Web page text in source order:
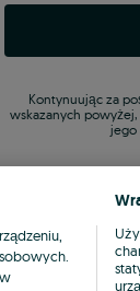
Kontynuując za
wskazanych
jego